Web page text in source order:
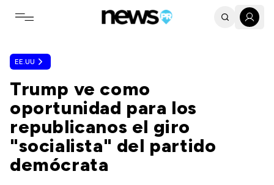
Toggle navigation menu
EE.UU
Trump ve como
oportunidad para los
republicanos el giro
"socialista" del partido
demócrata